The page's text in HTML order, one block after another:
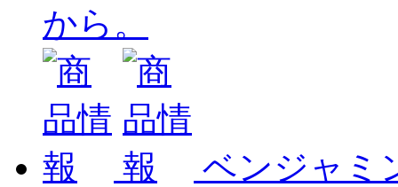
から。
ベンジャミ